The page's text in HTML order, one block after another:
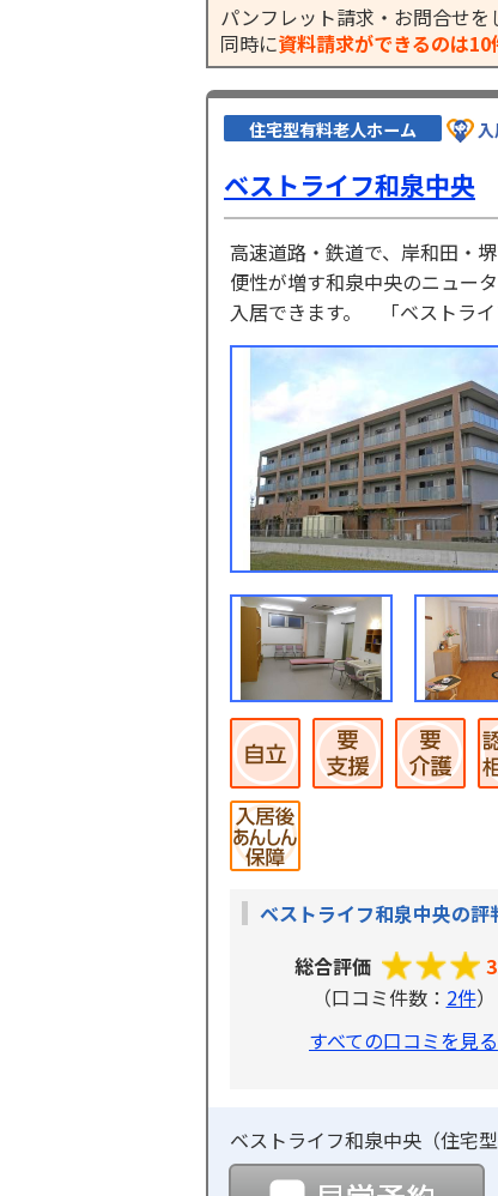
パンフレット請求・お問合せを
同時に資料請求ができるのは10
住宅型有料老人ホーム
ベストライフ和泉中央
高速道路・鉄道で、岸和田・
便性が増す和泉中央のニュー
入居できます。 「ベストライ
ベストライフ和泉中央の評
総合評価
（口コミ件数： 2件）
すべての口コミを見る
ベストライフ和泉中央（住宅